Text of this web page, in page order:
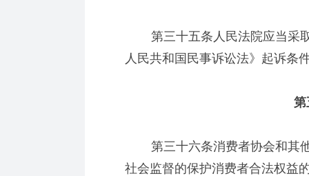
第三十五条人民法院应当采取
人民共和国民事诉讼法》起诉条
第
第三十六条消费者协会和其他
社会监督的保护消费者合法权益